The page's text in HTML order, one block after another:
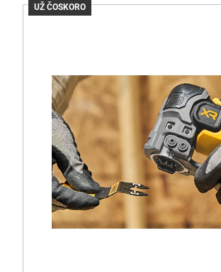
UŽ ČOSKORO